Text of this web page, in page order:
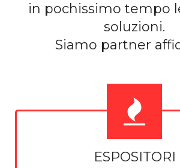
in pochissimo tempo
soluzioni.
Siamo partner
ESPOSITORI